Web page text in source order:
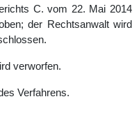
C. vom 22. Mai 2014
der Rechtsanwalt wird
verworfen.
Verfahrens.